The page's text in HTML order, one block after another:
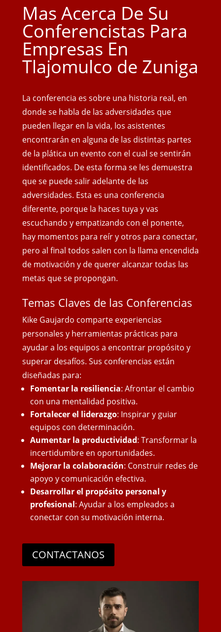
Mas Acerca De Su
Conferencistas Para
Empresas En
Tlajomulco de Zuniga
La conferencia es sobre una historia real, en
donde se habla de las adversidades que
pueden llegar en la vida, los asistentes
encontrarán en alguna de las distintas partes
de la plática un evento con el cual se sentirán
identificados. De esta forma se les demuestra
que se puede salir adelante de las
adversidades. Esta es una conferencia
diferente, porque la haces tuya y vas
escuchando y empatizando con el ponente,
hay momentos para reír y otros para conectar,
pero al final todos salen con la llama encendida
de motivación y de querer alcanzar todas las
metas que se propongan.
Temas Claves de las Conferencias
Kike Gaujardo comparte experiencias
personales y herramientas prácticas para
ayudar a los equipos a encontrar propósito y
superar desafíos. Sus conferencias están
diseñadas para:
Fomentar la resiliencia: Afrontar el cambio
con una mentalidad positiva.
Fortalecer el liderazgo: Inspirar y guiar
equipos con determinación.
Aumentar la productividad: Transformar la
incertidumbre en oportunidades.
Mejorar la colaboración: Construir redes de
apoyo y comunicación efectiva.
Desarrollar el propósito personal y
profesional: Ayudar a los empleados a
conectar con su motivación interna.
CONTACTANOS